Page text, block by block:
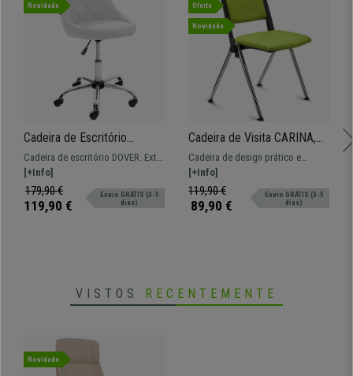
Novidade
Cadeira de Escritório
DOVER, Design Moderno e
Elegante, Estrutura Metálica,
em Pele, cor Branco
Cadeira de escritório DOVER. Extra
conforto devido ao seu assento
acolchoados.
[+Info]
179,90 €
119,90 €
Envio GRÁTIS (3-5
dias)
Oferta
Novidade
Cadeira de Visita CARINA,
Empilhável, Encaixe Lateral,
Pernas Cromadas, Pele
Verde
Cadeira de design prático e
versátil REVOLUTION. Opção de
encaixe prático e confortável.
[+Info]
119,90 €
89,90 €
Envio GRÁTIS (3-5
dias)
VISTOS RECENTEMENTE
Novidade